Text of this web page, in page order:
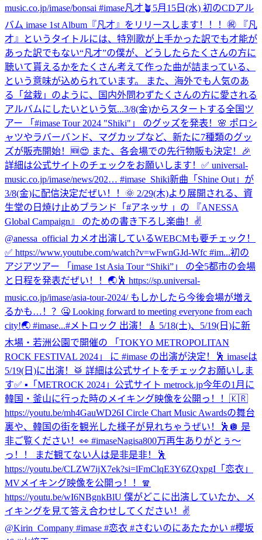
music.co.jp/imase/bonsai #imase凡才🪴 5月15日(水) 初のCDアル
バム imase 1st Album『凡才』をリリースします！！！㊗ 『凡
才』というタイトルには、特別歌が上手かった訳でも才能が
あった訳でもない“凡才”の僕が、どうしたらたくさんの方に
聴いて貰えるかをたくさん考えて作った曲が詰まっている、
という意味が込められています。 また、海外でも人気のあ
る「盆栽」のように、国内外問わずたくさんの方に愛される
アルバムにしたいという気...3/8(金)からスタートする全国ツ
アー 「#imase Tour 2024 "Shiki"」 のグッズを発表！🌸 ポロシ
ャツやラバーバンド、マグカップなど、新たに7種類のグッ
ズが販売開始！🆕😍 また、各会場での先行物販も決定！🎉
詳細は公式サイトのチェックをお願いします！✅ universal-
music.co.jp/imase/news/202… #imase_Shiki新曲「Shine Out」が
3/8(金)に配信決定だぜい！！🌞 2/29(木)より展開される、資
生堂の日焼け止めブランド「#アネッサ 」の 『ANESSA
Global Campaign』 のための書き下ろし楽曲！✌️
@anessa_official カメオ出演しているWEBCMも要チェック！
✅ https://www.youtube.com/watch?v=wFwnGJd-Wfc #im...初の
アジアツアー 「imase 1st Asia Tour “Shiki”」 の全5都市の会場
と日程を発表だぜい！！🌏🕺 https://sp.universal-
music.co.jp/imase/asia-tour-2024/ もしかしたら今後会場が増え
るかも…！？🤐 Looking forward to meeting everyone from each
city!🌏 #imase...#メトロック 出演！🎸 5/18(土)、5/19(日)に新
木場・若洲公園で開催の 「TOKYO METROPOLITAN
ROCK FESTIVAL 2024」 に #imase の出演が決定！🕺 imaseは
5/19(日)に出演！🥁 詳細は公式サイトをチェックお願いしま
す✅ ▪︎「METROCK 2024」公式サイト metrock.jp今年の1月に
韓国・釜山に行った時のメイキング映像を公開っ！！🇰🇷
https://youtu.be/mh4GauWD26I Circle Chart Music Awardsの舞台
裏や、韓国の街を観光した様子が見れちゃうぜい！🕺🪩 是
非ご覧ください！👀 #imaseNagisa800万再生ありがとぅ〜
っ！！ まだ観てない人は是非是非！🕺
https://youtu.be/CLZW7ijX7ek?si=lFmClqE3Y6ZQxpgI 「恋衣」
MVメイキング映像を公開っ！！🧣
https://youtu.be/wI6NBgnkBlU 僕がどこに出演していたか、メ
イキングを見て答え合わせしてください！✌️
@Kirin_Company #imase #恋衣 #さむいのにあたたかい #櫻坂